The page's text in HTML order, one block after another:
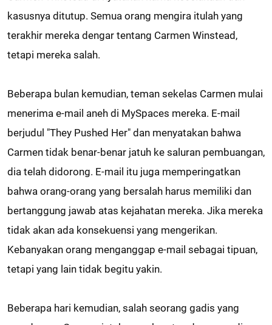
kasusnya ditutup. Semua orang mengira itulah yang
terakhir mereka dengar tentang Carmen Winstead,
tetapi mereka salah.
Beberapa bulan kemudian, teman sekelas Carmen mulai
menerima e-mail aneh di MySpaces mereka. E-mail
berjudul "They Pushed Her" dan menyatakan bahwa
Carmen tidak benar-benar jatuh ke saluran pembuangan,
dia telah didorong. E-mail itu juga memperingatkan
bahwa orang-orang yang bersalah harus memiliki dan
bertanggung jawab atas kejahatan mereka. Jika mereka
tidak akan ada konsekuensi yang mengerikan.
Kebanyakan orang menganggap e-mail sebagai tipuan,
tetapi yang lain tidak begitu yakin.
Beberapa hari kemudian, salah seorang gadis yang